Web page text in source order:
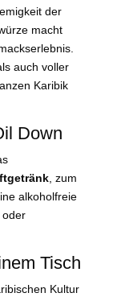
der
macht
auch voller
Karibik
Down
, zum
alkoholfreie
Tisch
Kultur